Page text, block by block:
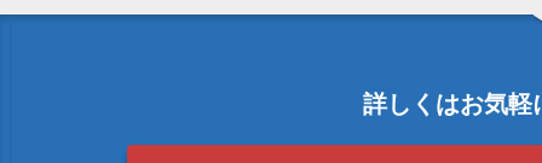
詳しくはお気軽